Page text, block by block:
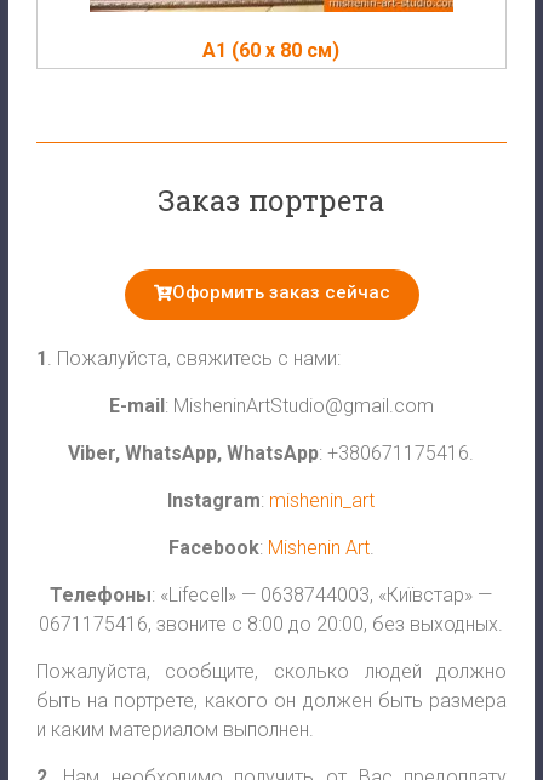
A1 (60 х 80 см)
Заказ портрета
Оформить заказ сейчас
1 . Пожалуйста, свяжитесь с нами:
E-mail: MisheninArtStudio@gmail.com
Viber,WhatsApp, WhatsApp: +380671175416.
Instagram: mishenin_art
Facebook: Mishenin Art.
Телефоны: «Lifecell» — 0638744003, «Київстар» —
0671175416, звоните с 8:00 до 20:00, без выходных.
Пожалуйста, сообщите, сколько людей должно
быть на портрете, какого он должен быть размера
и каким материалом выполнен.